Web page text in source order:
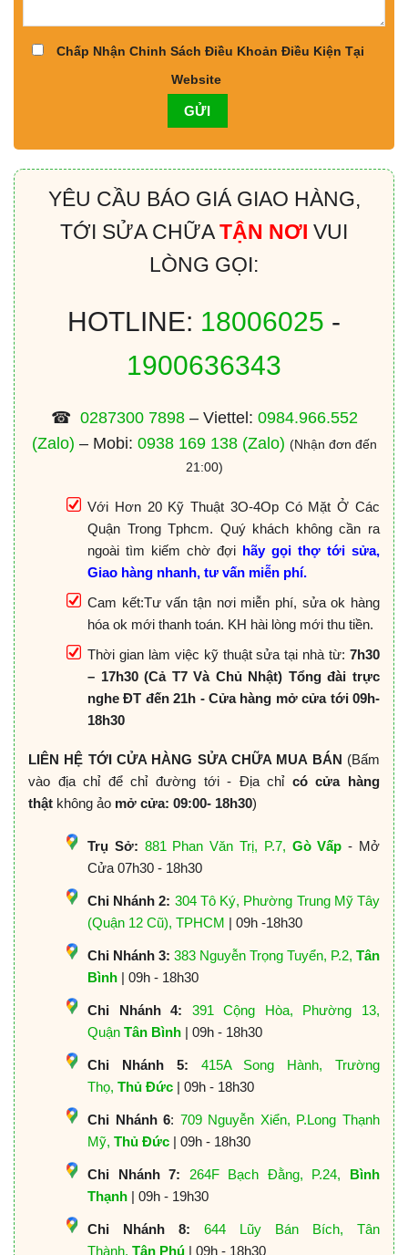
Chấp Nhận Chinh Sách Điều Khoản Điều Kiện Tại
Website
YÊU CẦU BÁO GIÁ GIAO HÀNG,
TỚI SỬA CHỮATẬN NƠI VUI
LÒNG GỌI:
HOTLINE: 18006025 -
1900636343
☎ 0287300 7898– Viettel: 0984.966.552
(Zalo) – Mobi: 0938 169 138 (Zalo) (Nhận đơn đến
21:00)
Với Hơn 20 Kỹ Thuật 3O-4Op Có Mặt Ở Các
Quận Trong Tphcm. Quý khách không cần ra
ngoài tìm kiếm chờ đợi hãy gọi thợ tới sửa,
Giao hàng nhanh, tư vấn miễn phí.
Cam kết:Tư vấn tận nơi miễn phí, sửa ok hàng
hóa ok mới thanh toán. KH hài lòng mới thu tiền.
Thời gian làm việc kỹ thuật sửa tại nhà từ: 7h30
– 17h30 (Cả T7 Và Chủ Nhật) Tổng đài trực
nghe ĐT đến 21h - Cửa hàng mở cửa tới 09h-
18h30
LIÊN HỆ TỚI CỬA HÀNG SỬA CHỮA MUA BÁN (Bấm
vào địa chỉ để chỉ đường tới - Địa chỉ có cửa hàng
thật không ảo mở cửa: 09:00- 18h30)
Trụ Sở: 881 Phan Văn Trị, P.7, Gò Vấp - Mở
Cửa 07h30 - 18h30
Chi Nhánh 2: 304 Tô Ký, Phường Trung Mỹ Tây
(Quận 12 Cũ), TPHCM | 09h -18h30
Chi Nhánh 3: 383 Nguyễn Trọng Tuyển, P.2, Tân
Bình | 09h - 18h30
Chi Nhánh 4:
391 Cộng Hòa, Phường 13,
Quận Tân Bình | 09h - 18h30
Chi Nhánh 5:
415A Song Hành, Trường
Thọ, Thủ Đức | 09h - 18h30
Chi Nhánh 6: 709 Nguyễn Xiển, P.Long Thạnh
Mỹ, Thủ Đức | 09h - 18h30
Chi Nhánh 7: 264F Bạch Đằng, P.24, Bình
Thạnh | 09h - 19h30
Chi Nhánh 8:
644 Lũy Bán Bích, Tân
Thành, Tân Phú | 09h - 18h30